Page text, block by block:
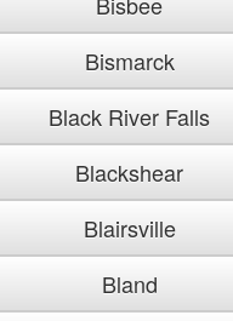
Bismarck
Black River Falls
Blackshear
Blairsville
Bland